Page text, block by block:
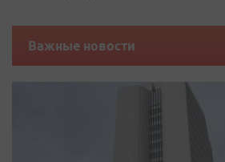
Важные новости